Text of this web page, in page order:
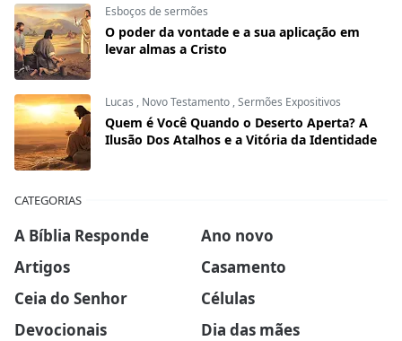
Esboços de sermões
O poder da vontade e a sua aplicação em
levar almas a Cristo
Lucas , Novo Testamento ,Sermões Expositivos
Quem é Você Quando o Deserto Aperta? A
Ilusão Dos Atalhos e a Vitória da Identidade
CATEGORIAS
A Bíblia Responde
Ano novo
Artigos
Casamento
Ceia do Senhor
Células
Devocionais
Dia das mães